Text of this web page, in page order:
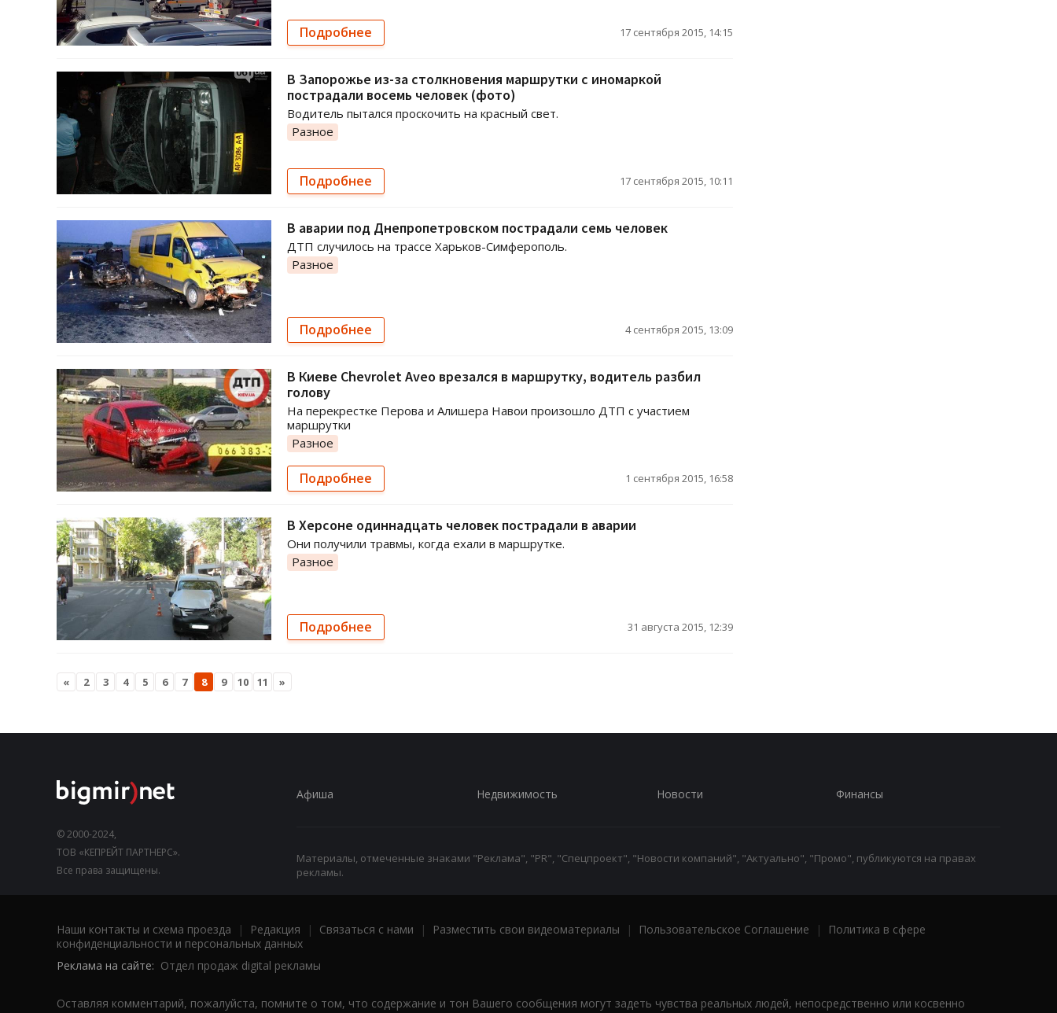
Подробнее 17 сентября 2015, 14:15
В Запорожье из-за столкновения маршрутки с иномаркой
пострадали восемь человек (фото)
Водитель пытался проскочить на красный свет.
Разное
Подробнее 17 сентября 2015, 10:11
В аварии под Днепропетровском пострадали семь человек
ДТП случилось на трассе Харьков-Симферополь.
Разное
Подробнее 4 сентября 2015, 13:09
В Киеве Chevrolet Aveo врезался в маршрутку, водитель разбил
голову
На перекрестке Перова и Алишера Навои произошло ДТП с участием
маршрутки
Разное
Подробнее 1 сентября 2015, 16:58
В Херсоне одиннадцать человек пострадали в аварии
Они получили травмы, когда ехали в маршрутке.
Разное
Подробнее 31 августа 2015, 12:39
« 2 3 4 5 6 7 8 9 10 11 »
© 2000-2024,
ТОВ «КЕПРЕЙТ ПАРТНЕРС».
Все права защищены.
Афиша Недвижимость Новости Финансы
Материалы, отмеченные знаками "Реклама", "PR", "Спецпроект", "Новости компаний", "Актуально", "Промо", публикуются на правах
рекламы.
Наши контакты и схема проезда | Редакция | Связаться с нами | Разместить свои видеоматериалы | Пользовательское Соглашение |
Политика в сфере
конфиденциальности и персональных данных
Реклама на сайте: Отдел продаж digital рекламы
Оставляя комментарий, пожалуйста, помните о том, что содержание и тон Вашего сообщения могут задеть чувства реальных людей, непосредственно или косвенно